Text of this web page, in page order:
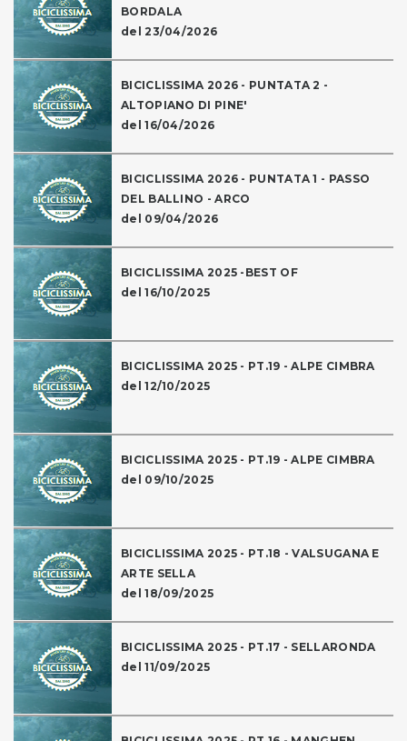
BORDALA
del 23/04/2026
BICICLISSIMA 2026 - PUNTATA 2 -
ALTOPIANO DI PINE'
del 16/04/2026
BICICLISSIMA 2026 - PUNTATA 1 - PASSO
DEL BALLINO - ARCO
del 09/04/2026
BICICLISSIMA 2025 -BEST OF
del 16/10/2025
BICICLISSIMA 2025 - PT.19 - ALPE CIMBRA
del 12/10/2025
BICICLISSIMA 2025 - PT.19 - ALPE CIMBRA
del 09/10/2025
BICICLISSIMA 2025 - PT.18 - VALSUGANA E
ARTE SELLA
del 18/09/2025
BICICLISSIMA 2025 - PT.17 - SELLARONDA
del 11/09/2025